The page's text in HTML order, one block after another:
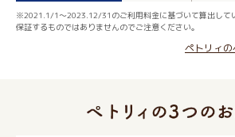
※2021.1/1～2023.12/31のご利用料金に基づいて算出して
保証するものではありませんのでご注意ください。
ペトリィ